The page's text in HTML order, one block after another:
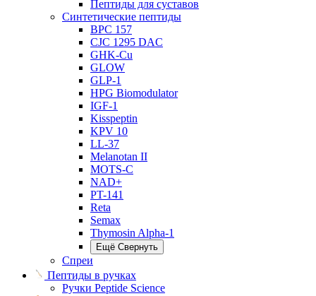
Пептиды для суставов
Синтетические пептиды
BPC 157
CJC 1295 DAC
GHK-Cu
GLOW
GLP-1
HPG Biomodulator
IGF-1
Kisspeptin
KPV 10
LL-37
Melanotan II
MOTS-C
NAD+
PT-141
Reta
Semax
Thymosin Alpha-1
Ещё Свернуть
Спреи
Пептиды в ручках
Ручки Peptide Science